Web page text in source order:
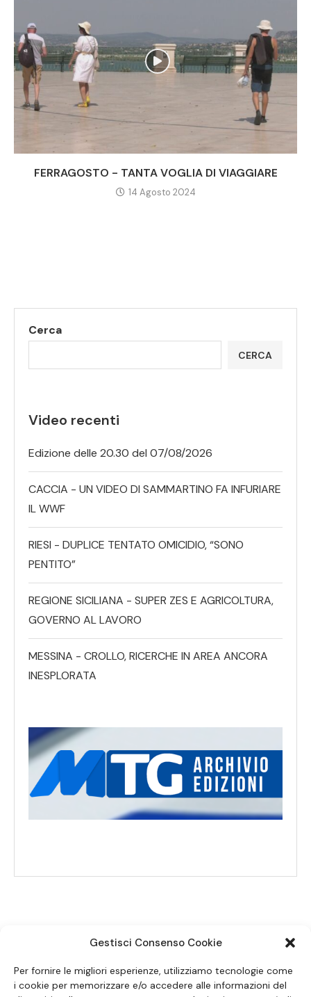
Gestisci Consenso Cookie
Per fornire le migliori esperienze, utilizziamo tecnologie come
i cookie per memorizzare e/o accedere alle informazioni del
FERRAGOSTO - TANTA VOGLIA DI VIAGGIARE
14 Agosto 2024
Cerca
CERCA
Video recenti
Edizione delle 20.30 del 07/08/2026
CACCIA - UN VIDEO DI SAMMARTINO FA INFURIARE
IL WWF
RIESI - DUPLICE TENTATO OMICIDIO, “SONO
PENTITO”
REGIONE SICILIANA - SUPER ZES E AGRICOLTURA,
GOVERNO AL LAVORO
MESSINA - CROLLO, RICERCHE IN AREA ANCORA
INESPLORATA
SEGUICI SUI SOCIAL